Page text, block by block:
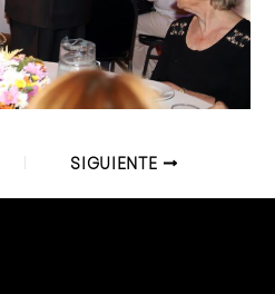
SIGUIENTE